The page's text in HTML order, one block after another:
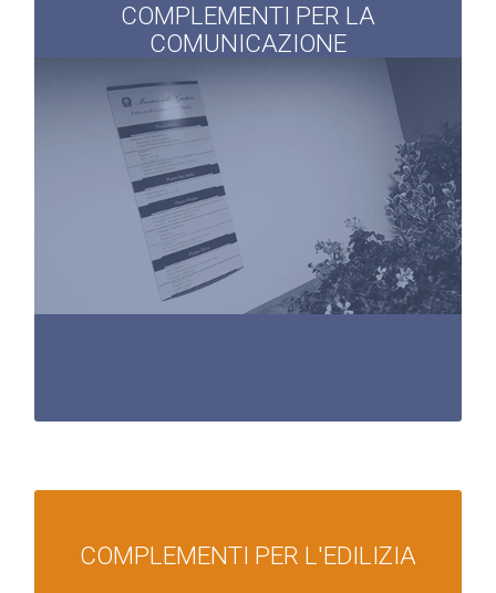
COMPLEMENTI PER LA
COMUNICAZIONE
Segnaletica per Esterni
Segnaletica per Interni
Segnaletica di Sicurezza
Segnaletica per Disabili
Eyedog
Digital Signage
Gestione delle Code
Esposizioni Messaggi
COMPLEMENTI PER L'EDILIZIA